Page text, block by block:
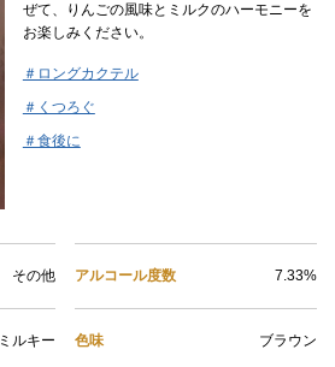
ぜて、りんごの風味とミルクのハーモニーを
お楽しみください。
＃ロングカクテル
＃くつろぐ
＃食後に
その他
ミルキー
アルコール度数 7.33%
色味 ブラウン